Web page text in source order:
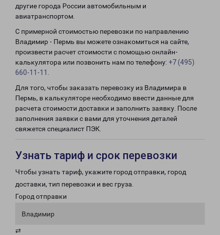
другие города России автомобильным и
авиатранспортом.
С примерной стоимостью перевозки по направлению
Владимир - Пермь вы можете ознакомиться на сайте,
произвести расчет стоимости с помощью онлайн-
калькулятора или позвонить нам по телефону: +7 (495)
660-11-11
Для того, чтобы заказать перевозку из Владимира в
Пермь, в калькуляторе необходимо ввести данные для
расчета стоимости доставки и заполнить заявку. После
заполнения заявки с вами для уточнения деталей
свяжется специалист ПЭК.
Узнать тариф и срок перевозки
Чтобы узнать тариф, укажите город отправки, город
доставки, тип перевозки и вес груза.
Город отправки
Владимир
⇄